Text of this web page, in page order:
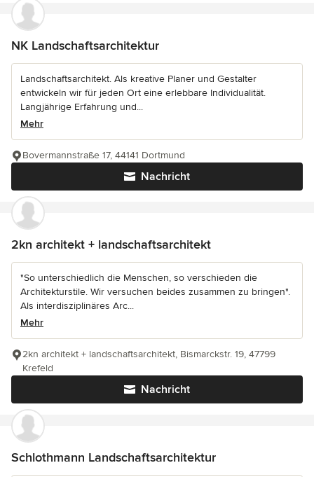
NK Landschaftsarchitektur
Landschaftsarchitekt. Als kreative Planer und Gestalter
entwickeln wir für jeden Ort eine erlebbare Individualität.
Langjährige Erfahrung und...
Mehr
Nachricht
Bovermannstraße 17, 44141 Dortmund
2kn architekt + landschaftsarchitekt
"So unterschiedlich die Menschen, so verschieden die
Architekturstile. Wir versuchen beides zusammen zu bringen".
Als interdisziplinäres Arc...
Mehr
Nachricht
2kn architekt + landschaftsarchitekt, Bismarckstr. 19, 47799
Krefeld
Schlothmann Landschaftsarchitektur